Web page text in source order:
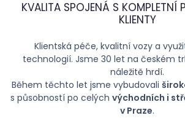
KVALITA SPOJENÁ S KOMPLETNÍ
KLIENTY
Klientská péče, kvalitní vozy a
technologií. Jsme 30 let na českém
náležitě hrdí.
Během těchto let jsme vybudovali
s působností po celých východních i
v Praze.